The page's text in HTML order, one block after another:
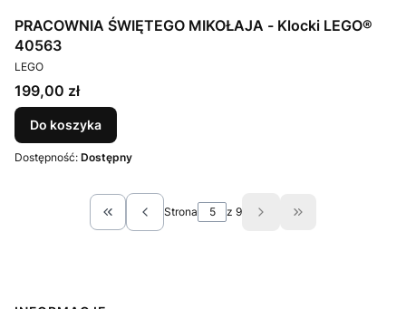
PRACOWNIA ŚWIĘTEGO MIKOŁAJA - Klocki LEGO®
40563
PRODUCENT
LEGO
Cena
199,00 zł
Do koszyka
Dostępność: Dostępny
Wróć do pierwszej strony z produktami
Strona z 9 Przejdź do